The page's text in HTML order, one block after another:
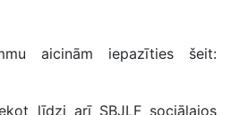
aicinām iepazīties šeit:
līdzi arī SBJLF sociālajos